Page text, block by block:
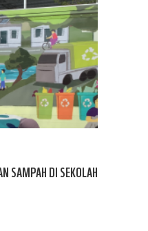
SAMPAH DI SEKOLAH